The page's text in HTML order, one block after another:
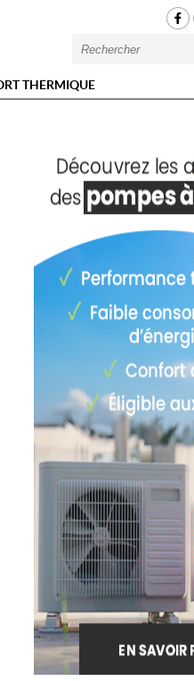
THERMIQUE